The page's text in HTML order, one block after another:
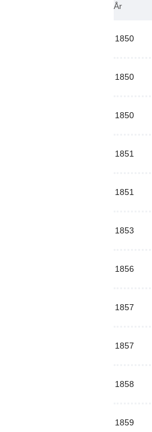
År
1850
1850
1850
1851
1851
1853
1856
1857
1857
1858
1859